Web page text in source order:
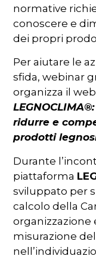
normative
conoscere e
dei propri
Per aiutare le
sfida, webinar
organizza il
ridurre e
prodotti
Durante
piattaforma
sviluppato per
calcolo della
organizzazione
misurazione